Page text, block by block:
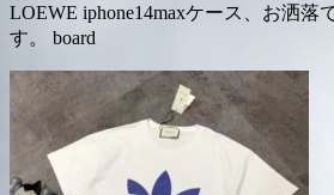
LOEWE iphone14maxケース、お洒落
す。 board